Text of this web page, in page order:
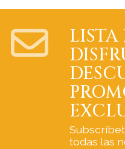
LISTA
todas las